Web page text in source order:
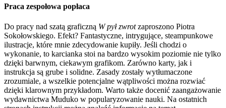
Praca zespołowa popłaca
Do pracy nad szatą graficzną W pył zwrotzaproszono Piotra
Sokołowskiego. Efekt? Fantastyczne, intrygujące, steampunkowe
ilustracje, które mnie zdecydowanie kupiły. Jeśli chodzi o
wykonanie, to karcianka stoi na bardzo wysokim poziomie nie tylko
dzięki barwnym, ciekawym grafikom. Zarówno karty, jak i
instrukcja są grube i solidne. Zasady zostały wytłumaczone
zrozumiale, a wszelkie potencjalne wątpliwości można rozwiać
dzięki klarownym przykładom. Warto także docenić zaangażowanie
wydawnictwa Muduko w popularyzowanie nauki. Na ostatnich